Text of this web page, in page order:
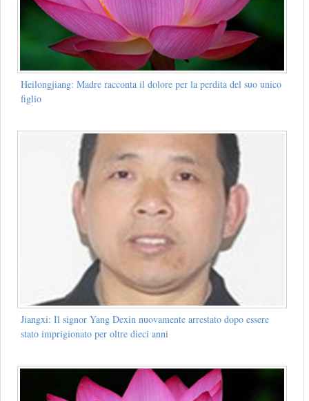
Heilongjiang: Madre racconta il dolore per la perdita del suo unico
figlio
Jiangxi: Il signor Yang Dexin nuovamente arrestato dopo essere
stato imprigionato per oltre dieci anni